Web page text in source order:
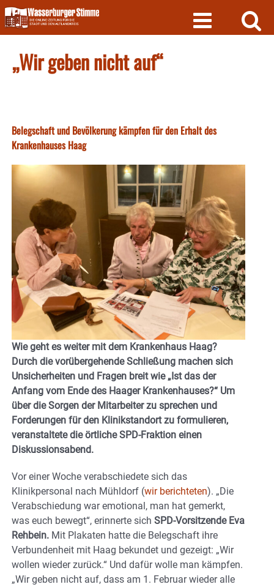
Skip
to
content
„Wir geben nicht auf“
Belegschaft und Bevölkerung kämpfen für den Erhalt des
Krankenhauses Haag
Wie geht es weiter mit dem Krankenhaus Haag?
Durch die vorübergehende Schließung machen sich
Unsicherheiten und Fragen breit wie „Ist das der
Anfang vom Ende des Haager Krankenhauses?“ Um
über die Sorgen der Mitarbeiter zu sprechen und
Forderungen für den Klinikstandort zu formulieren,
veranstaltete die örtliche SPD-Fraktion einen
Diskussionsabend.
Vor einer Woche verabschiedete sich das
Klinikpersonal nach Mühldorf (wir berichteten). „Die
Verabschiedung war emotional, man hat gemerkt,
was euch bewegt“, erinnerte sich SPD-Vorsitzende Eva
Rehbein. Mit Plakaten hatte die Belegschaft ihre
Verbundenheit mit Haag bekundet und gezeigt: „Wir
wollen wieder zurück.“ Und dafür wolle man kämpfen.
„Wir geben nicht auf, dass am 1. Februar wieder alle